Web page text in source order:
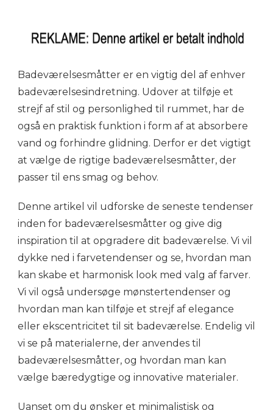
Badeværelsesmåtter er en vigtig del af enhver
badeværelsesindretning. Udover at tilføje et
strejf af stil og personlighed til rummet, har de
også en praktisk funktion i form af at absorbere
vand og forhindre glidning. Derfor er det vigtigt
at vælge de rigtige badeværelsesmåtter, der
passer til ens smag og behov.
Denne artikel vil udforske de seneste tendenser
inden for badeværelsesmåtter og give dig
inspiration til at opgradere dit badeværelse. Vi vil
dykke ned i farvetendenser og se, hvordan man
kan skabe et harmonisk look med valg af farver.
Vi vil også undersøge mønstertendenser og
hvordan man kan tilføje et strejf af elegance
eller ekscentricitet til sit badeværelse. Endelig vil
vi se på materialerne, der anvendes til
badeværelsesmåtter, og hvordan man kan
vælge bæredygtige og innovative materialer.
Uanset om du ønsker et minimalistisk og